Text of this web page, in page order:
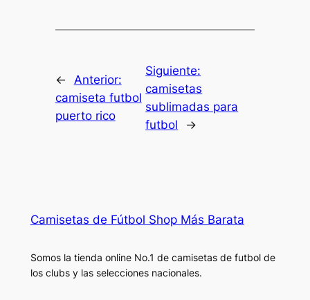
←
Anterior:
camiseta futbol
puerto rico
Siguiente:
camisetas
sublimadas para
futbol
→
Camisetas de Fútbol Shop Más Barata
Somos la tienda online No.1 de camisetas de futbol de
los clubs y las selecciones nacionales.